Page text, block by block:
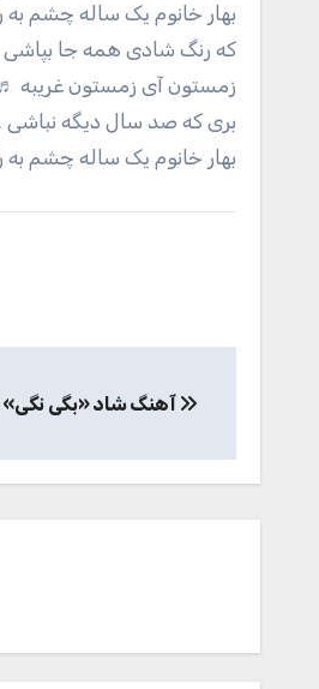
بهار خانوم یک ساله چشم
که رنگ شادی همه جا
زمستون آی زمستون غریبه
بری که صد سال دیگه نباشی
بهار خانوم یک ساله چشم
نوشتهآهنگ شاد «بگی